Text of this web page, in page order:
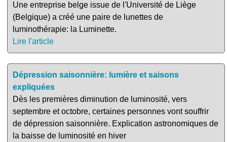
Une entreprise belge issue de l'Université de Liège
(Belgique) a créé une paire de lunettes de
luminothérapie: la Luminette.
Lire l'article
Dépression saisonnière: lumière et saisons
expliquées
Dès les premières diminution de luminosité, vers
septembre et octobre, certaines personnes vont souffrir
de dépression saisonnière. Explication astronomiques de
la baisse de luminosité en hiver